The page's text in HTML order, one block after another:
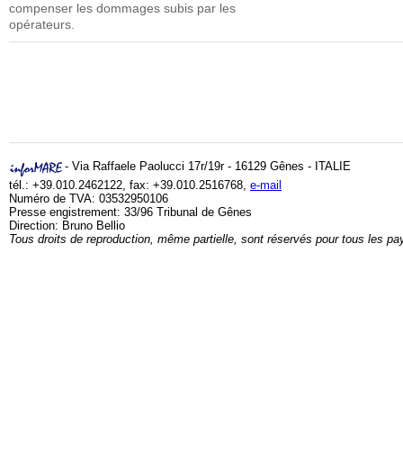
compenser les dommages subis par les
opérateurs.
- Via Raffaele Paolucci 17r/19r - 16129 Gênes - ITALIE
tél.: +39.010.2462122, fax: +39.010.2516768, e-mail
Numéro de TVA: 03532950106
Presse engistrement: 33/96 Tribunal de Gênes
Direction: Bruno Bellio
Tous droits de reproduction, même partielle, sont réservés pour tous les